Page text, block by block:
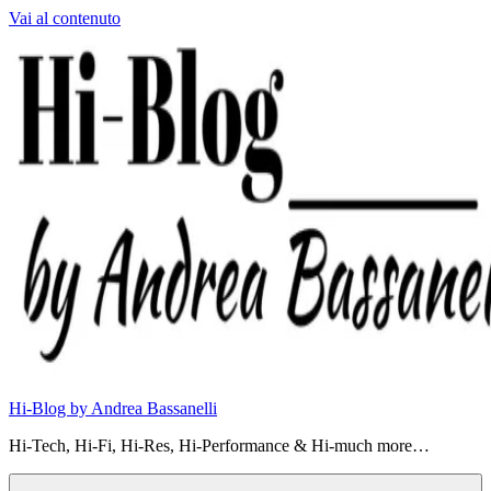
Vai al contenuto
Hi-Blog by Andrea Bassanelli
Hi-Tech, Hi-Fi, Hi-Res, Hi-Performance & Hi-much more…